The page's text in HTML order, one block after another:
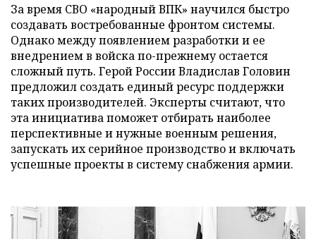
За время СВО «народный ВПК» научился быстро
создавать востребованные фронтом системы.
Однако между появлением разработки и ее
внедрением в войска по-прежнему остается
сложный путь. Герой России Владислав Головин
предложил создать единый ресурс поддержки
таких производителей. Эксперты считают, что
эта инициатива поможет отбирать наиболее
перспективные и нужные военным решения,
запускать их серийное производство и включать
успешные проекты в систему снабжения армии.